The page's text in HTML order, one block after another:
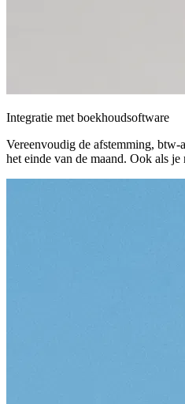
Integratie met boekhoudsoftware
Vereenvoudig de afstemming, btw-
het einde van de maand. Ook als je